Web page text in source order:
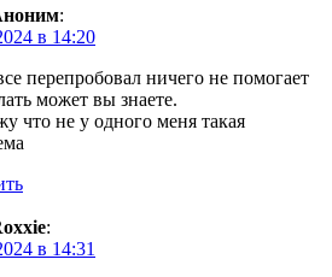
:
в 14:20
перепробовал ничего не помогает
может вы знаете.
что не у одного меня такая
:
в 14:31